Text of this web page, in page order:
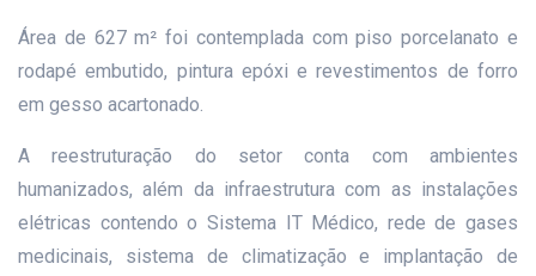
Área de 627 m² foi contemplada com piso porcelanato e
rodapé embutido, pintura epóxi e revestimentos de forro
em gesso acartonado.
A reestruturação do setor conta com ambientes
humanizados, além da infraestrutura com as instalações
elétricas contendo o Sistema IT Médico, rede de gases
medicinais, sistema de climatização e implantação de